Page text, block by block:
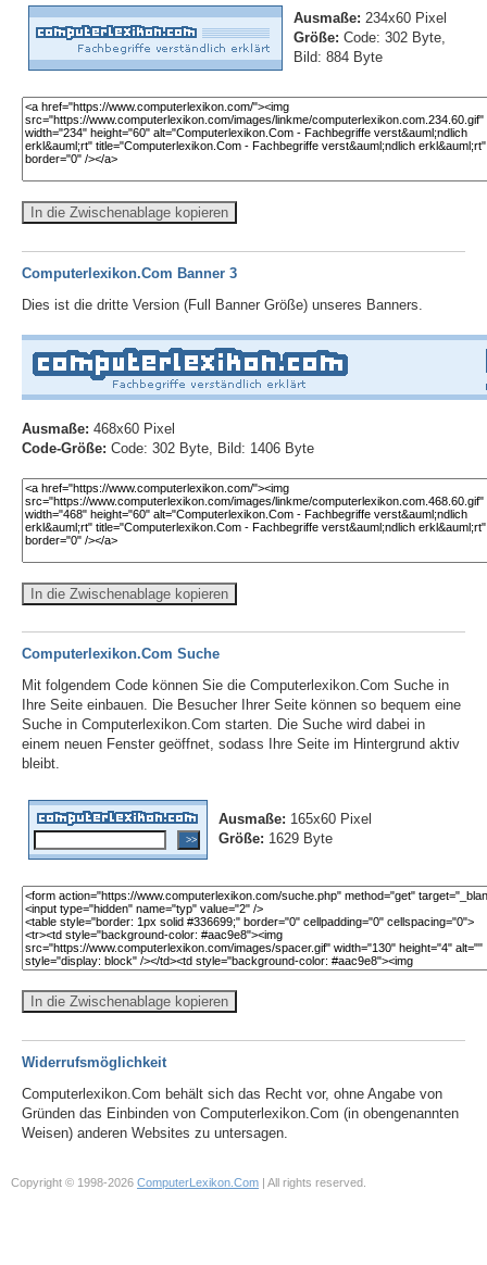
Ausmaße: 234x60 Pixel
Größe: Code: 302 Byte,
Bild: 884 Byte
In die Zwischenablage kopieren
Computerlexikon.Com Banner 3
Dies ist die dritte Version (Full Banner Größe) unseres Banners.
Ausmaße: 468x60 Pixel
Code-Größe: Code: 302 Byte, Bild: 1406 Byte
In die Zwischenablage kopieren
Computerlexikon.Com Suche
Mit folgendem Code können Sie die Computerlexikon.Com Suche in
Ihre Seite einbauen. Die Besucher Ihrer Seite können so bequem eine
Suche in Computerlexikon.Com starten. Die Suche wird dabei in
einem neuen Fenster geöffnet, sodass Ihre Seite im Hintergrund aktiv
bleibt.
Ausmaße: 165x60 Pixel
Größe: 1629 Byte
In die Zwischenablage kopieren
Widerrufsmöglichkeit
Computerlexikon.Com behält sich das Recht vor, ohne Angabe von
Gründen das Einbinden von Computerlexikon.Com (in obengenannten
Weisen) anderen Websites zu untersagen.
Copyright © 1998-2026 ComputerLexikon.Com | All rights reserved.